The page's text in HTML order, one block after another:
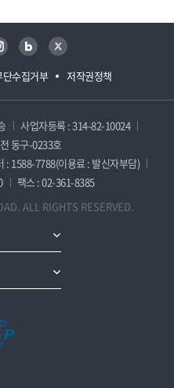
수집거부 저작권정책
램 블로그 트위터
사업자등록 : 314-82-10024
동구-0233호
: 1588-7788(이용료 : 발신자부담)
팩스 : 02-361-8385
ALL RIGHTS RESERVED.